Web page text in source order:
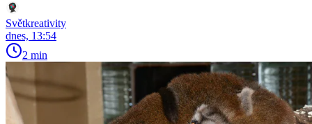
Světkreativity
dnes, 13:54
2 min